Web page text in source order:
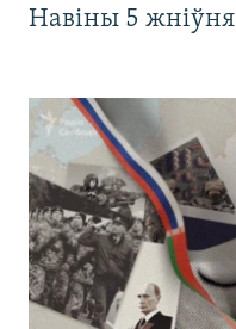
Навіны 5 жніўня